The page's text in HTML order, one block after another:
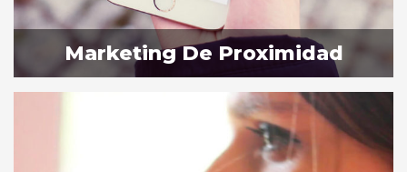
Marketing De Proximidad